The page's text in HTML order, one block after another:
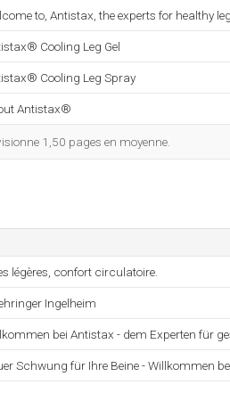
to, Antistax, the experts for healthy
Cooling Leg Gel
Cooling Leg Spray
Antistax®
1,50 pages en moyenne.
légères, confort circulatoire.
Ingelheim
bei Antistax - dem Experten für
Schwung für Ihre Beine - Willkommen